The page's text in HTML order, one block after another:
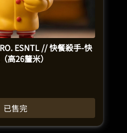
ESNTL // 快餐殺手-快
高26釐米）
已售完